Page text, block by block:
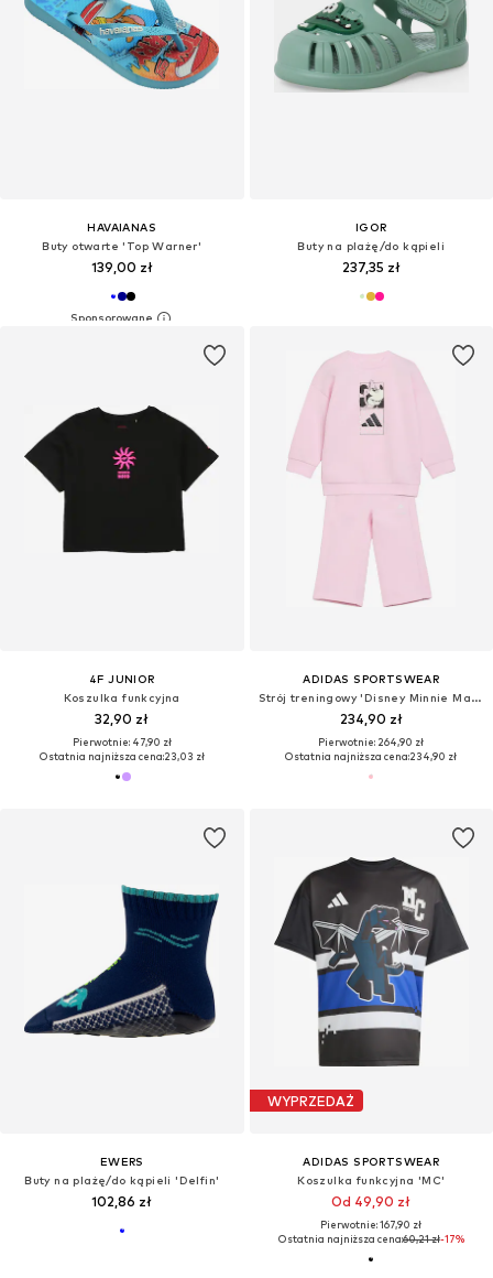
HAVAIANAS
Buty otwarte 'Top Warner'
139,00 zł
IGOR
Buty na plażę/do kąpieli
237,35 zł
4F JUNIOR
Koszulka funkcyjna
32,90 zł
Pierwotnie: 47,90 zł
Ostatnia najniższa cena:23,03 zł
ADIDAS SPORTSWEAR
Strój treningowy 'Disney Minnie Maus'
234,90 zł
Pierwotnie: 264,90 zł
Ostatnia najniższa cena:234,90 zł
EWERS
Buty na plażę/do kąpieli 'Delfin'
102,86 zł
WYPRZEDAŻ
ADIDAS SPORTSWEAR
Koszulka funkcyjna 'MC'
Od 49,90 zł
Pierwotnie: 167,90 zł
Ostatnia najniższa cena:60,21 zł-17%